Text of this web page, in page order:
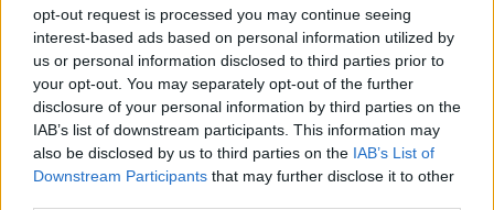
opt-out request is processed you may continue seeing
interest-based ads based on personal information utilized by
us or personal information disclosed to third parties prior to
your opt-out. You may separately opt-out of the further
disclosure of your personal information by third parties on the
IAB’s list of downstream participants. This information may
also be disclosed by us to third parties on the IAB’s List of
Downstream Participants that may further disclose it to other
be chemijos: ką įdėti į vidų
Šiais mėnesiais gimę žmonės yra
patys sėkmingiausi